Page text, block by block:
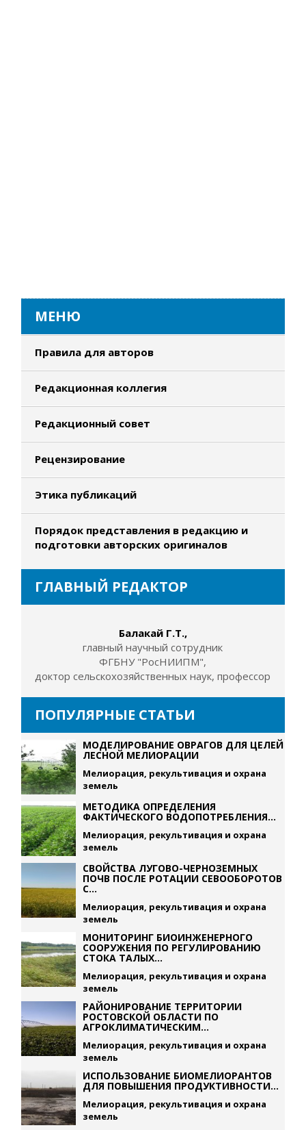
МЕНЮ
Правила для авторов
Редакционная коллегия
Редакционный совет
Рецензирование
Этика публикаций
Порядок представления в редакцию и
подготовки авторских оригиналов
ГЛАВНЫЙ РЕДАКТОР
Балакай Г.Т.,
главный научный сотрудник
ФГБНУ "РосНИИПМ",
доктор сельскохозяйственных наук, профессор
ПОПУЛЯРНЫЕ СТАТЬИ
МОДЕЛИРОВАНИЕ ОВРАГОВ ДЛЯ ЦЕЛЕЙ
ЛЕСНОЙ МЕЛИОРАЦИИ
Мелиорация, рекультивация и охрана
земель
МЕТОДИКА ОПРЕДЕЛЕНИЯ
ФАКТИЧЕСКОГО ВОДОПОТРЕБЛЕНИЯ...
Мелиорация, рекультивация и охрана
земель
СВОЙСТВА ЛУГОВО-ЧЕРНОЗЕМНЫХ
ПОЧВ ПОСЛЕ РОТАЦИИ СЕВООБОРОТОВ
С...
Мелиорация, рекультивация и охрана
земель
МОНИТОРИНГ БИОИНЖЕНЕРНОГО
СООРУЖЕНИЯ ПО РЕГУЛИРОВАНИЮ
СТОКА ТАЛЫХ...
Мелиорация, рекультивация и охрана
земель
РАЙОНИРОВАНИЕ ТЕРРИТОРИИ
РОСТОВСКОЙ ОБЛАСТИ ПО
АГРОКЛИМАТИЧЕСКИМ...
Мелиорация, рекультивация и охрана
земель
ИСПОЛЬЗОВАНИЕ БИОМЕЛИОРАНТОВ
ДЛЯ ПОВЫШЕНИЯ ПРОДУКТИВНОСТИ...
Мелиорация, рекультивация и охрана
земель